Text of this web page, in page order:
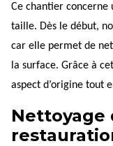
Ce chantier
taille. Dès le début,
car elle permet de
la surface. Grâce à
aspect d’origine tout
Nettoyage